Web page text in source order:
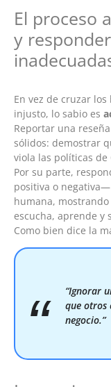
El proceso
y
En vez de cruzar
injusto, lo sabio es
Reportar una
sólidos: demostrar
viola las políticas
Por su parte,
positiva o
humana,
escucha, aprende y
Como bien dice la
“Ignorar
que otros
negocio.”